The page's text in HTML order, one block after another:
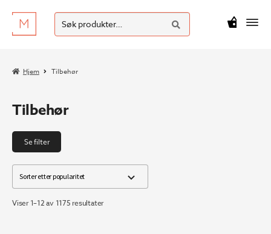
Hopp
til
Hopp
til
Søk
etter:
SØK
kr0
Hjem Tilbehør
Tilbehør
Se filter
Viser 1–12 av 1175 resultaterSortert